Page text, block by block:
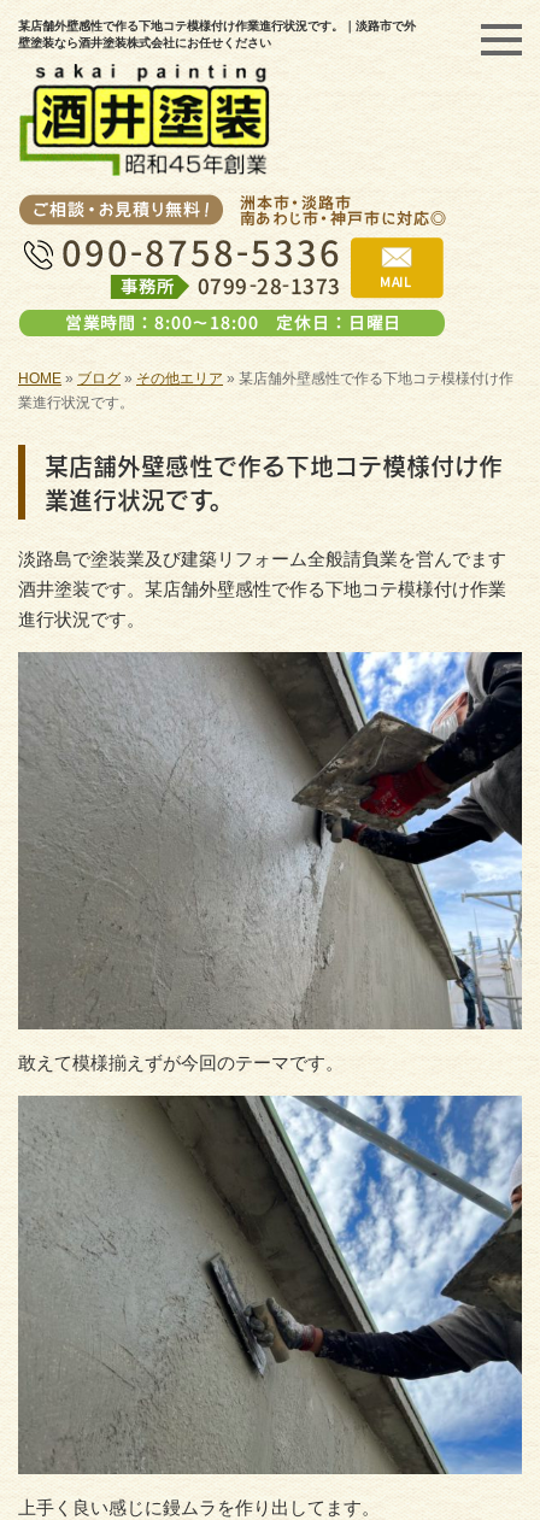
某店舗外壁感性で作る下地コテ模様付け作業進行状況です。｜淡路市で外
壁塗装なら酒井塗装株式会社にお任せください
HOME » ブログ» その他エリア » 某店舗外壁感性で作る下地コテ模様付け作
業進行状況です。
某店舗外壁感性で作る下地コテ模様付け作
業進行状況です。
淡路島で塗装業及び建築リフォーム全般請負業を営んでます
酒井塗装です。某店舗外壁感性で作る下地コテ模様付け作業
進行状況です。
敢えて模様揃えずが今回のテーマです。
上手く良い感じに鏝ムラを作り出してます。